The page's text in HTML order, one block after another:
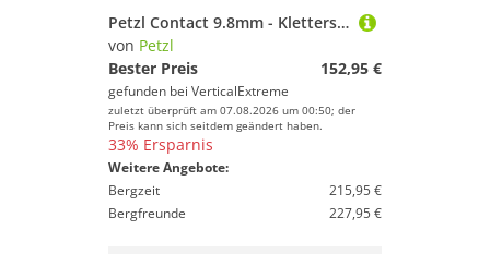
Geschlecht
Petzl Contact 9.8mm - Kletterseil
von Petzl
Bester Preis
152,95 €
gefunden bei VerticalExtreme
zuletzt überprüft am 07.08.2026 um 00:50; der
Preis kann sich seitdem geändert haben.
33% Ersparnis
Weitere Angebote:
Bergzeit
215,95 €
Bergfreunde
227,95 €